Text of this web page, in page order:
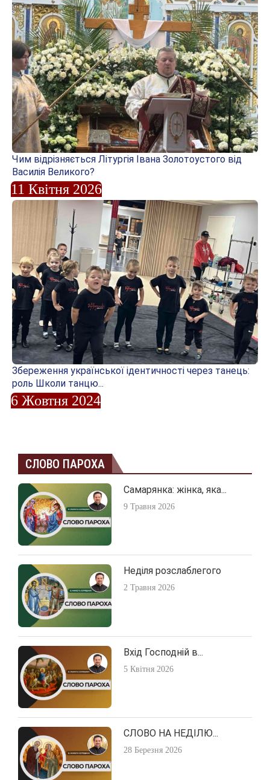
Чим відрізняється Літургія Івана Золотоустого від
Василія Великого?
11 Квітня 2026
Збереження української ідентичності через танець:
роль Школи танцю...
6 Жовтня 2024
СЛОВО ПАРОХА
Самарянка: жінка, яка...
9 Травня 2026
Неділя розслаблегого
2 Травня 2026
Вхід Господній в...
5 Квітня 2026
СЛОВО НА НЕДІЛЮ...
28 Березня 2026